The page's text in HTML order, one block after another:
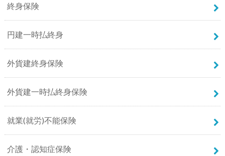
終身保険
円建一時払終身
外貨建終身保険
外貨建一時払終身保険
就業(就労)不能保険
介護・認知症保険